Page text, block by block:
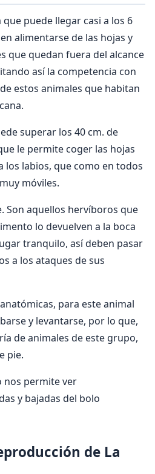
puede llegar casi a los 6
alimentarse de las hojas y
que quedan fuera del alcance
así la competencia con
estos animales que habitan
superar los 40 cm. de
le permite coger las hojas
los labios, que como en todos
móviles.
Son aquellos hervíboros que
lo devuelven a la boca
tranquilo, así deben pasar
a los ataques de sus
para este animal
y levantarse, por lo que,
de animales de este grupo,
pie.
nos permite ver
y bajadas del bolo
de La